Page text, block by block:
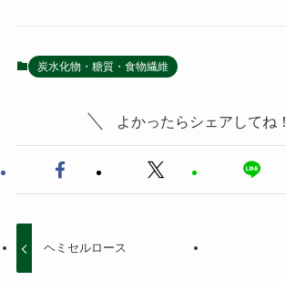
炭水化物・糖質・食物繊維
よかったらシェアしてね！
ヘミセルロース